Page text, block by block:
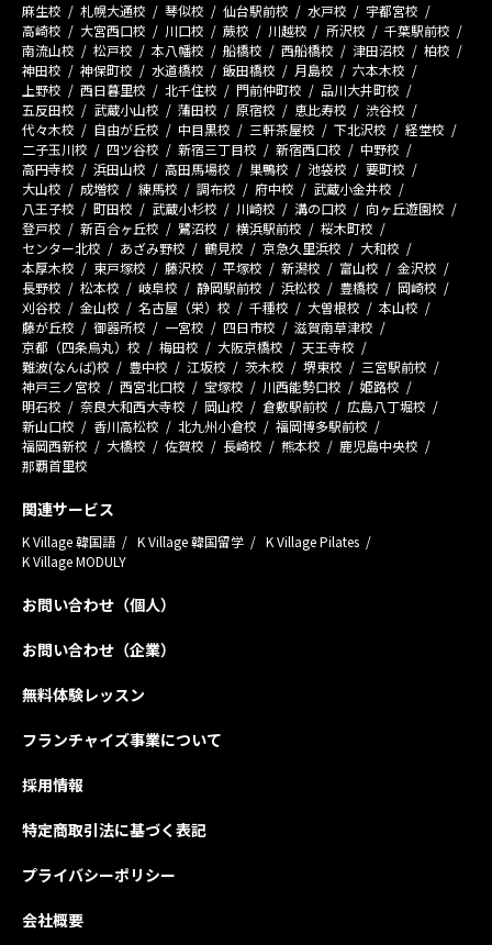
麻生校 札幌大通校 琴似校 仙台駅前校 水戸校
宇都宮校
高崎校
大宮西口校 川口校 蕨校 川越校 所沢校
千葉駅前校
南流山校
松戸校 本八幡校 船橋校 西船橋校 津田沼校
柏校
神田校
神保町校 水道橋校 飯田橋校 月島校
六本木校
上野校
西日暮里校 北千住校 門前仲町校
品川大井町校
五反田校
武蔵小山校 蒲田校 原宿校 恵比寿校
渋谷校
代々木校
自由が丘校 中目黒校 三軒茶屋校 下北沢校
経堂校
二子玉川校
四ツ谷校 新宿三丁目校 新宿西口校
中野校
高円寺校
浜田山校 高田馬場校 巣鴨校 池袋校
要町校
大山校
成増校 練馬校 調布校 府中校
武蔵小金井校
八王子校
町田校 武蔵小杉校 川崎校 溝の口校
向ヶ丘遊園校
登戸校
新百合ヶ丘校 鷺沼校 横浜駅前校
桜木町校
センター北校
あざみ野校 鶴見校 京急久里浜校
大和校
本厚木校
東戸塚校 藤沢校 平塚校 新潟校 富山校
金沢校
長野校
松本校 岐阜校 静岡駅前校 浜松校 豊橋校
岡崎校
刈谷校
金山校 名古屋（栄）校 千種校 大曽根校
本山校
藤が丘校
御器所校 一宮校 四日市校
滋賀南草津校
京都（四条烏丸）校
梅田校 大阪京橋校
天王寺校
難波(なんば)校
豊中校 江坂校 茨木校 堺東校
三宮駅前校
神戸三ノ宮校
西宮北口校 宝塚校 川西能勢口校
姫路校
明石校
奈良大和西大寺校 岡山校 倉敷駅前校
広島八丁堀校
新山口校
香川高松校 北九州小倉校
福岡博多駅前校
福岡西新校
大橋校 佐賀校 長崎校 熊本校
鹿児島中央校
那覇首里校
関連サービス
K Village 韓国語 K Village 韓国留学
K Village Pilates
K Village MODULY
お問い合わせ（個人）
お問い合わせ（企業）
無料体験レッスン
フランチャイズ事業について
採用情報
特定商取引法に基づく表記
プライバシーポリシー
会社概要